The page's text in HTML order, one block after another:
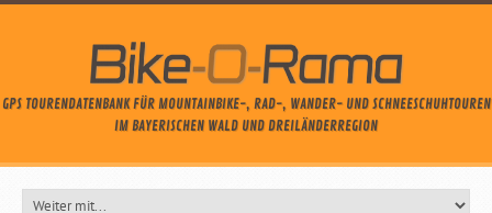
GPS TOURENDATENBANK FÜR MOUNTAINBIKE-, RAD-, WANDER- UND SCHNEESCHUHTOUREN
IM BAYERISCHEN WALD UND DREILÄNDERREGION